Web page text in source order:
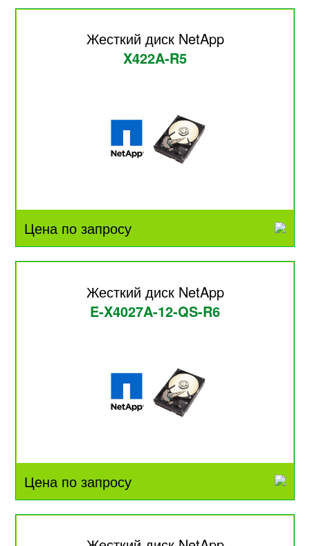
Жесткий диск NetApp
X422A-R5
Цена по запросу
Жесткий диск NetApp
E-X4027A-12-QS-R6
Цена по запросу